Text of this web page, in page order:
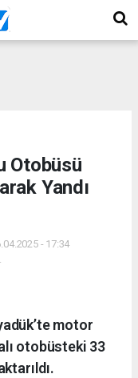
Otobüsü
Yandı
- 17:34
motor
otobüsteki 33